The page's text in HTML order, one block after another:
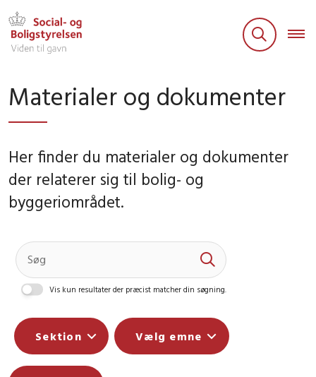
Materialer og dokumenter
Her finder du materialer og dokumenter
der relaterer sig til bolig- og
byggeriområdet.
Vis kun resultater der præcist matcher din søgning.
Sektion Vælg emne